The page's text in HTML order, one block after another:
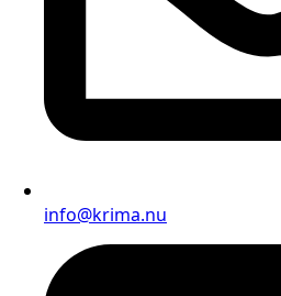
info@krima.nu